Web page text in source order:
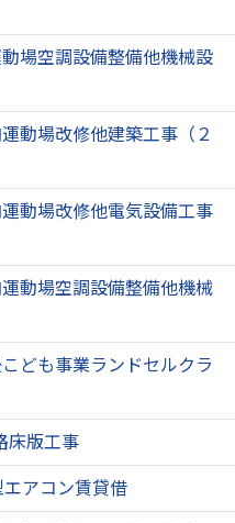
場空調設備整備他機械設
動場改修他建築工事（２
動場改修他電気設備工事
動場空調設備整備他機械
ども事業ランドセルクラ
床版工事
アコン賃貸借